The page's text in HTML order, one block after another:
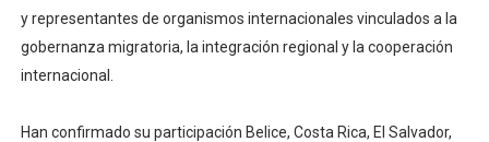
y representantes de organismos internacionales vinculados a la
gobernanza migratoria, la integración regional y la cooperación
internacional.
Han confirmado su participación Belice, Costa Rica, El Salvador,